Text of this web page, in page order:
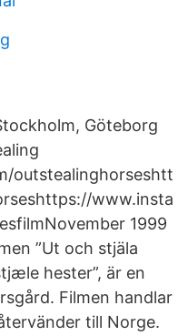
Göteborg
outstealinghorseshtt
www.insta
1999
”Ut och stjäla
hester”, är en
Filmen handlar
till Norge.